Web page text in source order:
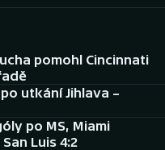
pomohl Cincinnati
utkání Jihlava –
po MS, Miami
Luis 4:2